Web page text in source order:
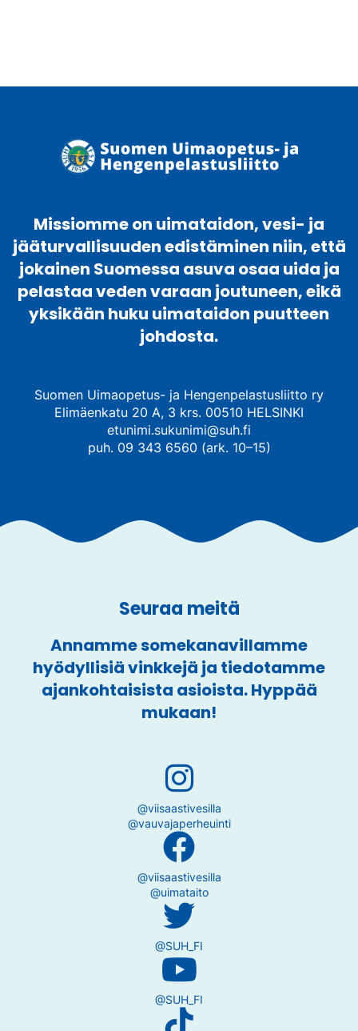
Missiomme on uimataidon, vesi- ja
jääturvallisuuden edistäminen niin, että
jokainen Suomessa asuva osaa uida ja
pelastaa veden varaan joutuneen, eikä
yksikään huku uimataidon puutteen
johdosta.
Suomen Uimaopetus- ja Hengenpelastusliitto ry
Elimäenkatu 20 A, 3 krs. 00510 HELSINKI
etunimi.sukunimi@suh.fi
puh. 09 343 6560 (ark. 10–15)
Seuraa meitä
Annamme somekanavillamme
hyödyllisiä vinkkejä ja tiedotamme
ajankohtaisista asioista. Hyppää
mukaan!
@viisaastivesilla
@vauvajaperheuinti
@viisaastivesilla
@uimataito
@SUH_FI
@SUH_FI